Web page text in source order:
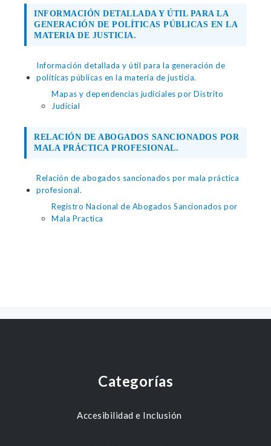
INFORMACIÓN DETALLADA Y ÚTIL PARA LA
GENERACIÓN DE POLÍTICAS PÚBLICAS EN LA
MATERIA DE JUSTICIA.
Información detallada y útil para la generación de
políticas públicas en la materia de justicia.
Mapas y dependencias judiciales por Distrito
Judicial
RELACIÓN DE ABOGADOS SANCIONADOS POR
MALA PRÁCTICA PROFESIONAL.
Relación de abogados sancionados por mala práctica
profesional.
Registro Nacional de Abogados Sancionados por
Mala Practica
Categorías
Accesibilidad e Inclusión